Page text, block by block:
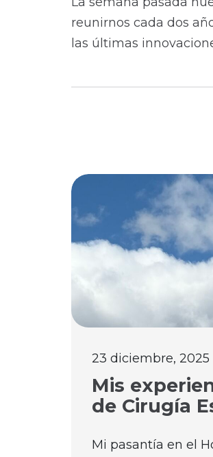
reunirnos cada dos
las últimas
23 diciembre, 2025
Mis
de Cirugía
Mi pasantía en el